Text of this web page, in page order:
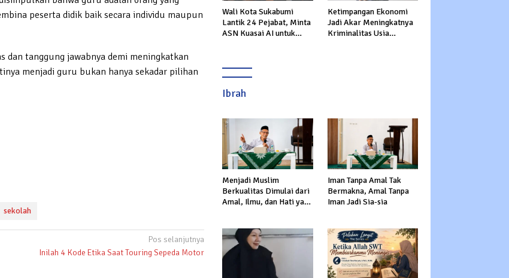
peserta didik baik secara individu maupun
dan tanggung jawabnya demi meningkatkan
menjadi guru bukan hanya sekadar pilihan
sekolah
Pos selanjutnya
Inilah 4 Kode Etika Saat Touring Sepeda Motor
Wali Kota Sukabumi
Lantik 24 Pejabat, Minta
ASN Kuasai AI untuk
Ketimpangan Ekonomi
Jadi Akar Meningkatnya
Kriminalitas Usia
Ibrah
Menjadi Muslim
Berkualitas Dimulai dari
Amal, Ilmu, dan Hati yang
Iman Tanpa Amal Tak
Bermakna, Amal Tanpa
Iman Jadi Sia-sia